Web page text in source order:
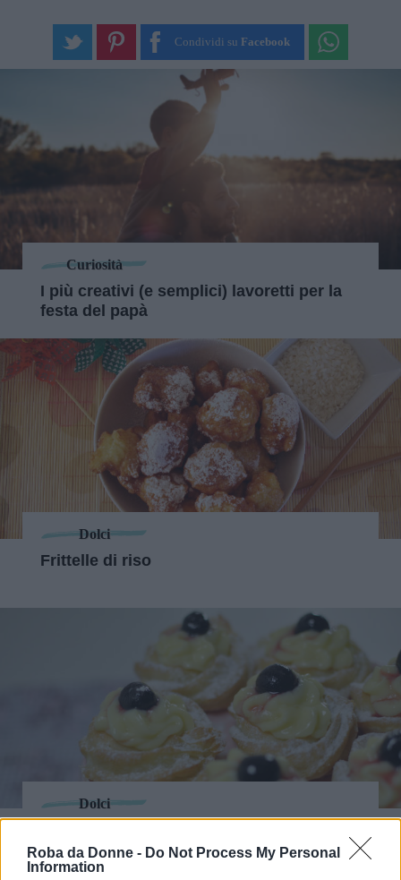
Roba da Donne - Do Not Process My Personal
Information
Condividi su Facebook
Curiosità
I più creativi (e semplici) lavoretti per la
festa del papà
Dolci
Frittelle di riso
Dolci